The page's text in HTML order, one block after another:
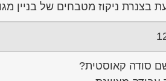
בצנרת ניקוז מטבחים של בניין
סודה קאוסטית?